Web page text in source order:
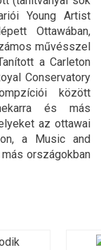
Young Artist
Ottawában,
művésszel
a Carleton
Conservatory
között
és más
az ottawai
a Music and
országokban